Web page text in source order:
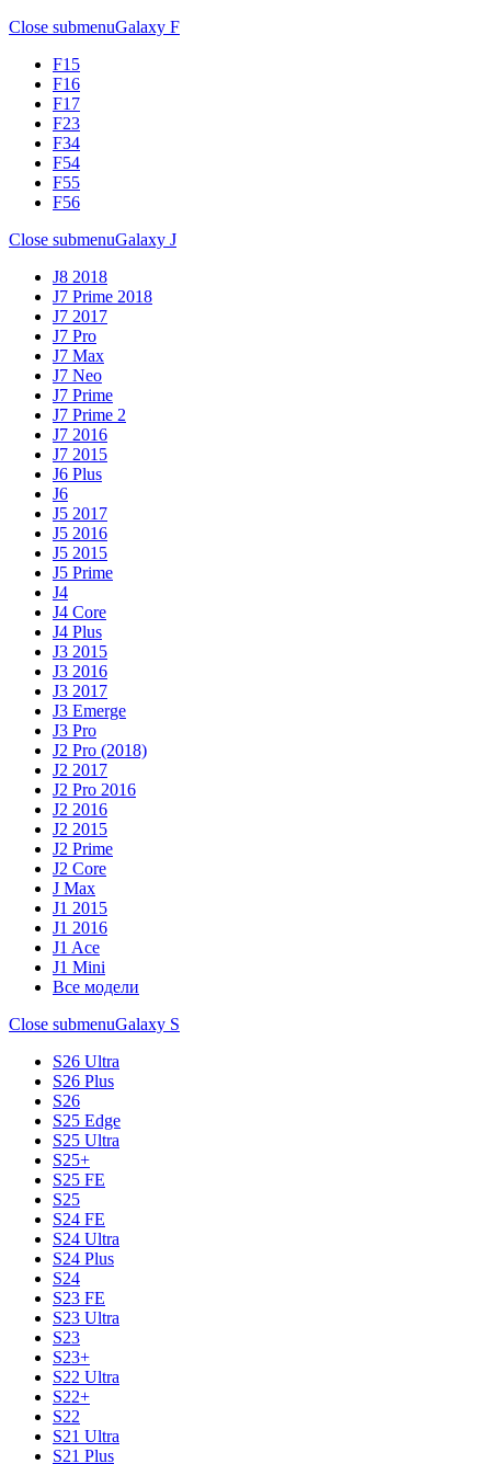
Close submenuGalaxy F
F15
F16
F17
F23
F34
F54
F55
F56
Close submenuGalaxy J
J8 2018
J7 Prime 2018
J7 2017
J7 Pro
J7 Max
J7 Neo
J7 Prime
J7 Prime 2
J7 2016
J7 2015
J6 Plus
J6
J5 2017
J5 2016
J5 2015
J5 Prime
J4
J4 Core
J4 Plus
J3 2015
J3 2016
J3 2017
J3 Emerge
J3 Pro
J2 Pro (2018)
J2 2017
J2 Pro 2016
J2 2016
J2 2015
J2 Prime
J2 Core
J Max
J1 2015
J1 2016
J1 Ace
J1 Mini
Все модели
Close submenuGalaxy S
S26 Ultra
S26 Plus
S26
S25 Edge
S25 Ultra
S25+
S25 FE
S25
S24 FE
S24 Ultra
S24 Plus
S24
S23 FE
S23 Ultra
S23
S23+
S22 Ultra
S22+
S22
S21 Ultra
S21 Plus